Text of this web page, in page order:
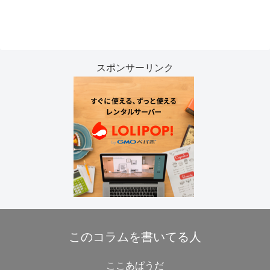
スポンサーリンク
このコラムを書いてる人
ここあぱうだ